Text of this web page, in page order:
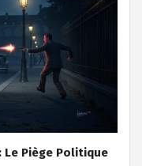
Le Piège Politique